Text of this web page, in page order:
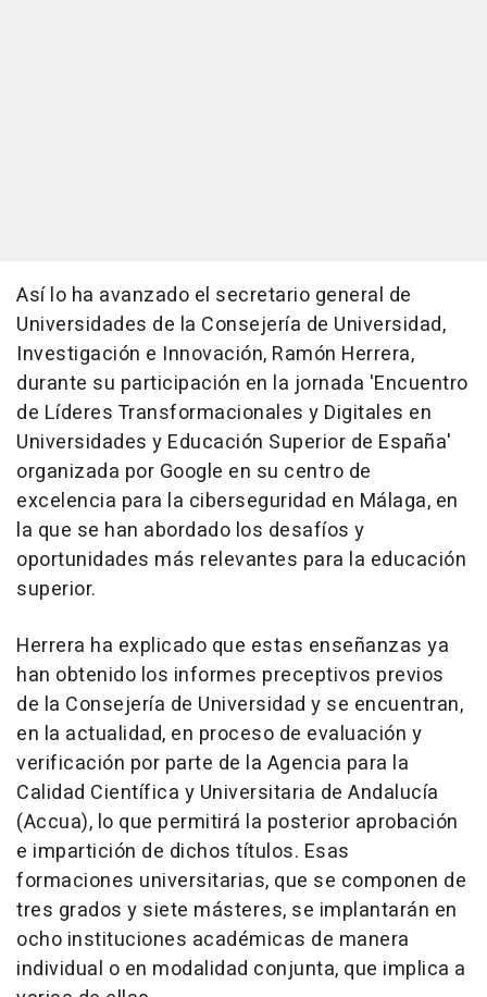
Así lo ha avanzado el secretario general de
Universidades de la Consejería de Universidad,
Investigación e Innovación, Ramón Herrera,
durante su participación en la jornada 'Encuentro
de Líderes Transformacionales y Digitales en
Universidades y Educación Superior de España'
organizada por Google en su centro de
excelencia para la ciberseguridad en Málaga, en
la que se han abordado los desafíos y
oportunidades más relevantes para la educación
superior.
Herrera ha explicado que estas enseñanzas ya
han obtenido los informes preceptivos previos
de la Consejería de Universidad y se encuentran,
en la actualidad, en proceso de evaluación y
verificación por parte de la Agencia para la
Calidad Científica y Universitaria de Andalucía
(Accua), lo que permitirá la posterior aprobación
e impartición de dichos títulos. Esas
formaciones universitarias, que se componen de
tres grados y siete másteres, se implantarán en
ocho instituciones académicas de manera
individual o en modalidad conjunta, que implica a